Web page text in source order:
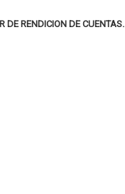
DE RENDICION DE CUENTAS.